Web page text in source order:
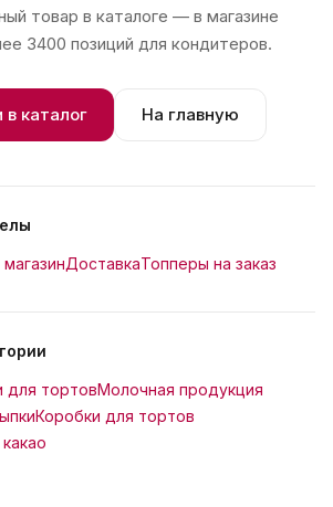
товар в каталоге — в магазине
3400 позиций для кондитеров.
каталог На главную
ДоставкаТопперы на заказ
для тортовМолочная продукция
Коробки для тортов